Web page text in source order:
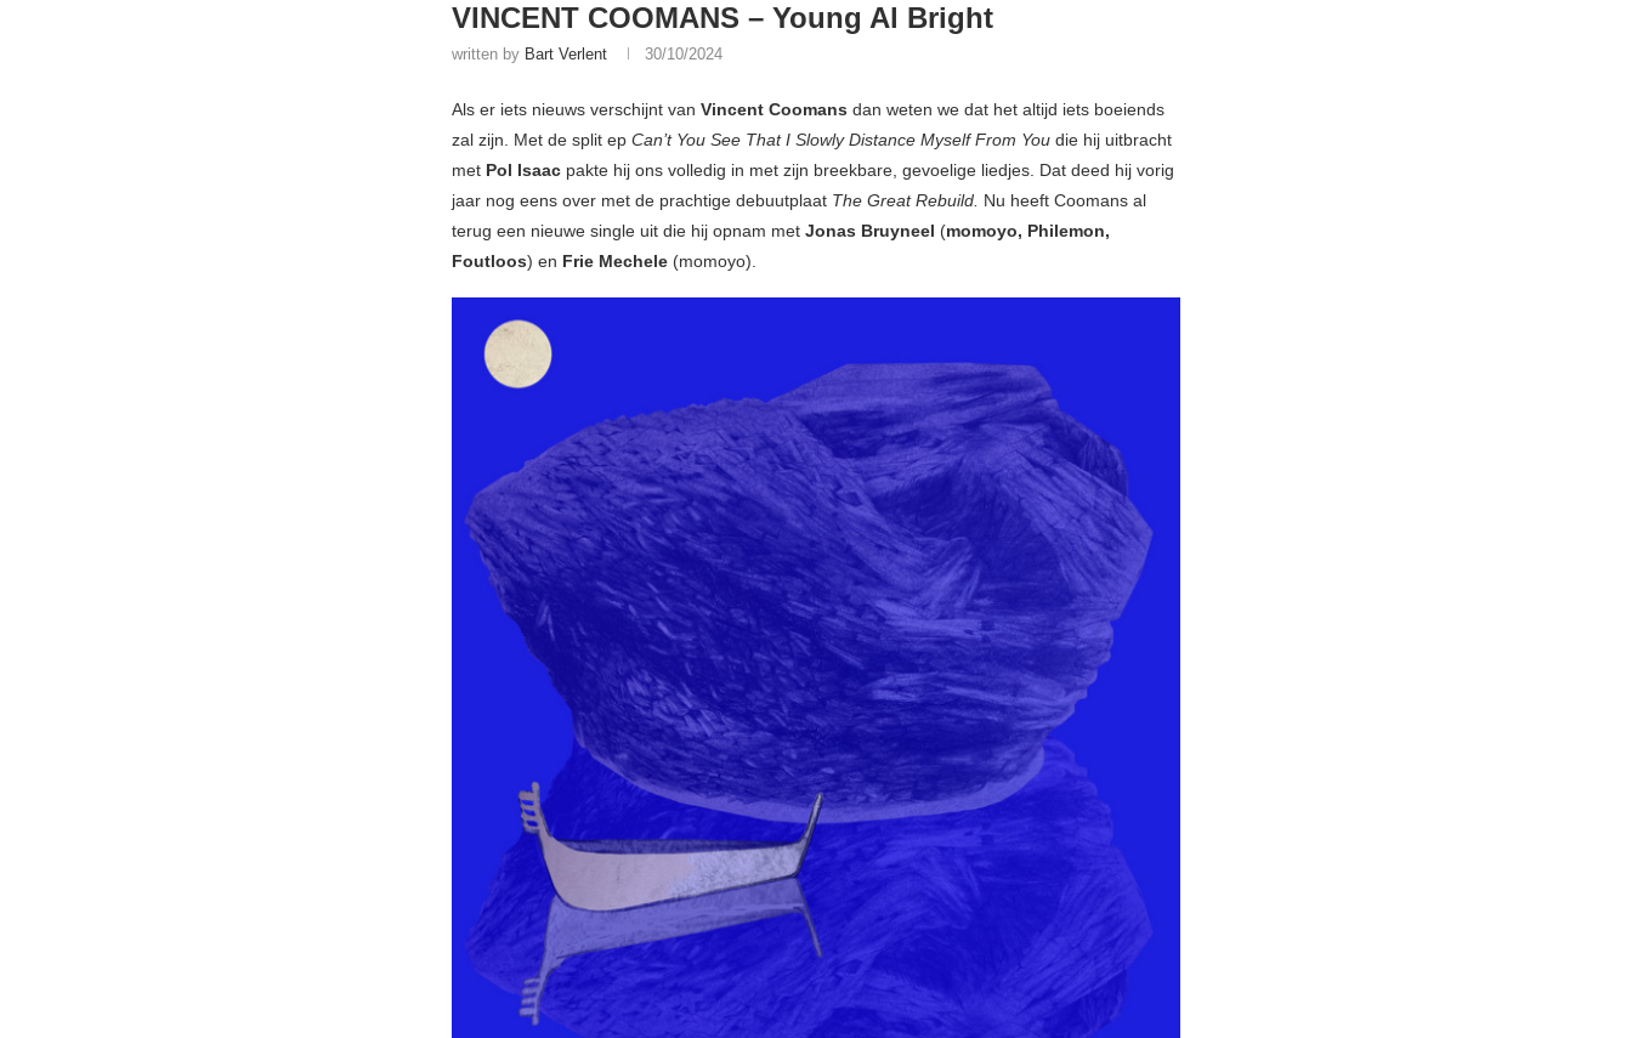
VINCENT COOMANS – Young Al Bright
written by Bart Verlent 30/10/2024
Als er iets nieuws verschijnt van Vincent Coomans dan weten we dat het altijd iets boeiends
zal zijn. Met de split ep Can’t You See That I Slowly Distance Myself From You die hij uitbracht
met Pol Isaac pakte hij ons volledig in met zijn breekbare, gevoelige liedjes. Dat deed hij vorig
jaar nog eens over met de prachtige debuutplaat The Great Rebuild. Nu heeft Coomans al
terug een nieuwe single uit die hij opnam met Jonas Bruyneel (momoyo, Philemon,
Foutloos) en Frie Mechele (momoyo).